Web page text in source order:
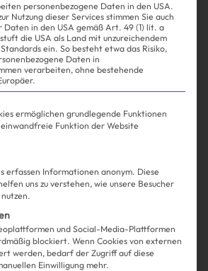
personenbezogene Daten in den USA.
Nutzung dieser Services stimmen Sie auch
in den USA gemäß Art. 49 (1) lit. a
die USA als Land mit unzureichendem
ein. So besteht etwa das Risiko,
Daten in
verarbeiten, ohne bestehende
der Service-Gruppen, für die
ermöglichen grundlegende Funktionen
Funktion der Website
erfassen Informationen anonym. Diese
uns zu verstehen, wie unsere Besucher
und Social-Media-Plattformen
blockiert. Wenn Cookies von externen
werden, bedarf der Zugriff auf diese
Einwilligung mehr.